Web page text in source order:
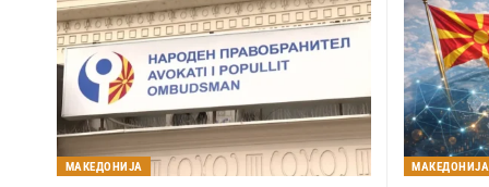
МАКЕДОНИЈА МАКЕДОНИЈА